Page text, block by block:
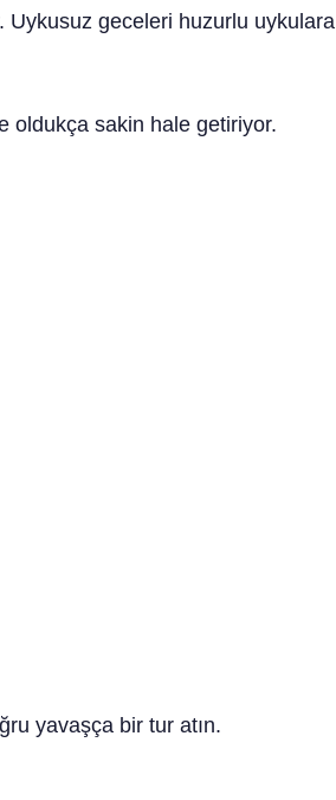
Uykusuz geceleri huzurlu uykulara
oldukça sakin hale getiriyor.
yavaşça bir tur atın.